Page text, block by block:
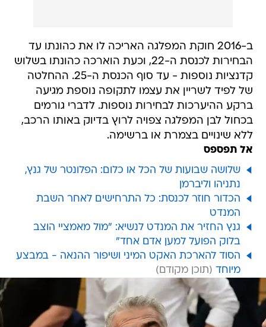
ב-2016 חוקת המפלגה האריכה לו את כהונתו עד
הבחירות לכנסת ה-22, וכעת הוארכה כהונתו בשלוש
קדנציות נוספות - עד סוף הכנסת ה-25. ההחלטה
של לפיד לשריין את עצמו לתקופה נוספת מגיעה
ברקע ההיערכות לבחירות נוספות. לדברי גורמים
בכחול לבן המפלגה צפויה לרוץ בדיוק באותו הרכב,
ללא שינויים בצמרת או ברשימה.
אל תפספס
שלושה שבועות של הכל או כלום: הפלונטר של גנץ,
נתניהו וליברמן
הכדור חוזר לכנסת: כל התרחישים לאחר השבת
המנדט
גנץ החזיר את המנדט לנשיא: "מול מאמציי הוצב
בלוק הפועל למען אדם אחד"
הסוד להארכת האקט המיני ושיפור ההנאה - במבצע
מיוחד